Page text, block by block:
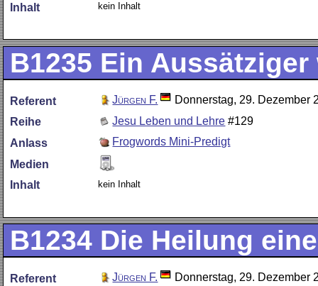
Inhalt
kein Inhalt
B1235 Ein
Referent Jürgen F.
Donnerstag, 29. Dezember
Reihe
Jesu Leben und Lehre #129
Anlass
Frogwords Mini-Predigt
Medien
Inhalt
kein Inhalt
B1234 Die Heilung
Referent Jürgen F.
Donnerstag, 29. Dezember